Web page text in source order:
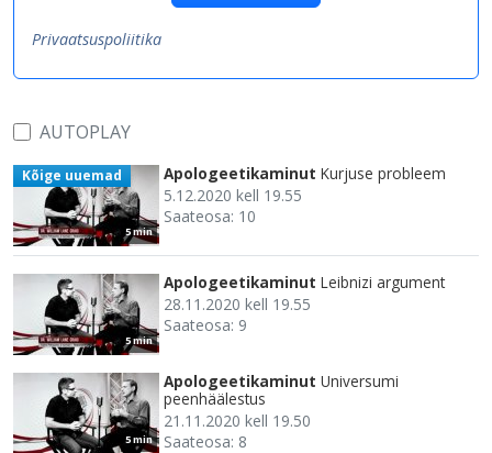
Privaatsuspoliitika
AUTOPLAY
5 min
Kõige uuemad Apologeetikaminut Kurjuse probleem
5.12.2020 kell 19.55
Saateosa: 10
5 min
Apologeetikaminut Leibnizi argument
28.11.2020 kell 19.55
Saateosa: 9
5 min
Apologeetikaminut Universumi
peenhäälestus
21.11.2020 kell 19.50
Saateosa: 8